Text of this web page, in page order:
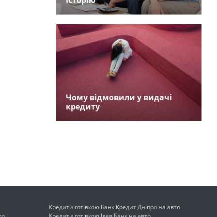
Чому відмовили у видачі
кредиту
Кредити готівкою Банк Кредит Дніпро на авто